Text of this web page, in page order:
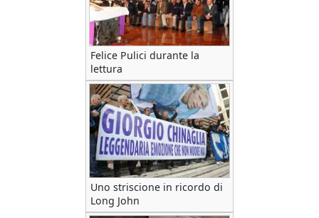
Felice Pulici durante la
lettura
Uno striscione in ricordo di
Long John